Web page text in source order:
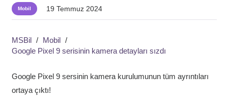
Mobil 19 Temmuz 2024
MSBil / Mobil /
Google Pixel 9 serisinin kamera detayları sızdı
Google Pixel 9 sersinin kamera kurulumunun tüm ayrıntıları
ortaya çıktı!